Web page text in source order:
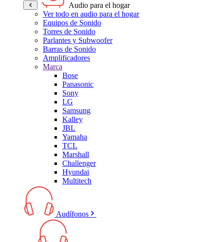
Audio para el hogar
Ver todo en audio para el hogar
Equipos de Sonido
Torres de Sonido
Parlantes y Subwoofer
Barras de Sonido
Amplificadores
Marca
Bose
Panasonic
Sony
LG
Samsung
Kalley
JBL
Yamaha
TCL
Marshall
Challenger
Hyundai
Multitech
Audífonos